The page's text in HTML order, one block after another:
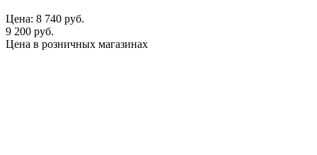
Цена: 8 740 руб.
9 200 руб.
Цена в розничных магазинах